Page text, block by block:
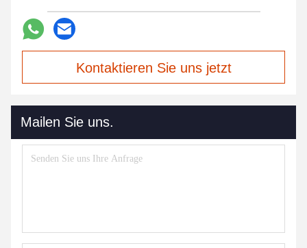
Kontaktieren Sie uns jetzt
Mailen Sie uns.